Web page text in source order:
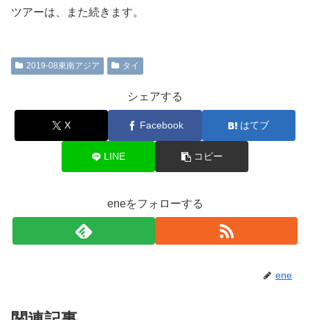
ツアーは、また続きます。
2019-08東南アジア タイ
シェアする
X Facebook はてブ
LINE コピー
eneをフォローする
ene